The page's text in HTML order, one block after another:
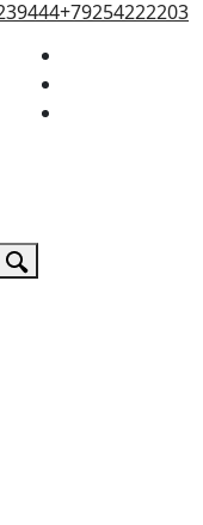
+79254222203